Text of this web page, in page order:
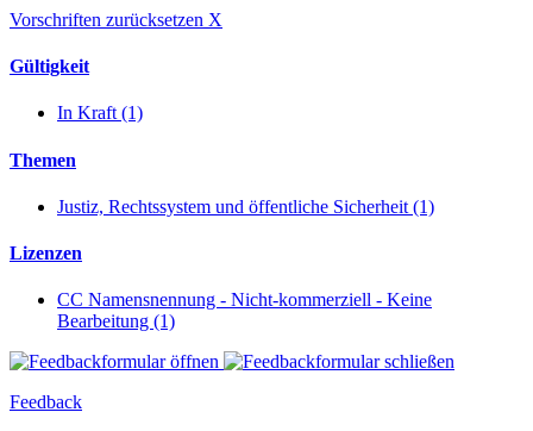
Vorschriften zurücksetzen X
Gültigkeit
In Kraft (1)
Themen
Justiz, Rechtssystem und öffentliche Sicherheit (1)
Lizenzen
CC Namensnennung - Nicht-kommerziell - Keine
Bearbeitung (1)
Feedback